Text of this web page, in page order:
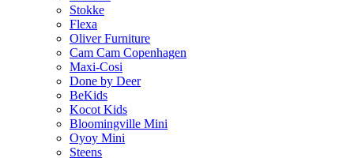
Stokke
Flexa
Oliver Furniture
Cam Cam Copenhagen
Maxi-Cosi
Done by Deer
BeKids
Kocot Kids
Bloomingville Mini
Oyoy Mini
Steens